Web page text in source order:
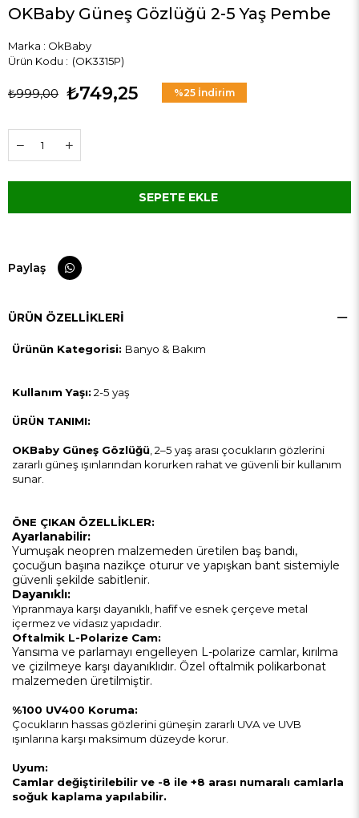
OKBaby Güneş Gözlüğü 2-5 Yaş Pembe
Marka : OkBaby
(OK3315P)
₺999,00 ₺749,25 %25 İndirim
Paylaş
ÜRÜN ÖZELLIKLERI
Ürünün Kategorisi: Banyo & Bakım
Kullanım Yaşı: 2-5 yaş
ÜRÜN TANIMI:
OKBaby Güneş Gözlüğü, 2–5 yaş arası çocukların gözlerini
zararlı güneş ışınlarından korurken rahat ve güvenli bir kullanım
sunar.
ÖNE ÇIKAN ÖZELLİKLER:
Ayarlanabilir:
Yumuşak neopren malzemeden üretilen baş bandı,
çocuğun başına nazikçe oturur ve yapışkan bant sistemiyle
güvenli şekilde sabitlenir.
Dayanıklı:
Yıpranmaya karşı dayanıklı, hafif ve esnek çerçeve metal
içermez ve vidasız yapıdadır.
Oftalmik L-Polarize Cam:
Yansıma ve parlamayı engelleyen L-polarize camlar, kırılma
ve çizilmeye karşı dayanıklıdır. Özel oftalmik polikarbonat
malzemeden üretilmiştir.
%100 UV400 Koruma:
Çocukların hassas gözlerini güneşin zararlı UVA ve UVB
ışınlarına karşı maksimum düzeyde korur.
Uyum:
Camlar değiştirilebilir ve -8 ile +8 arası numaralı camlarla
soğuk kaplama yapılabilir.